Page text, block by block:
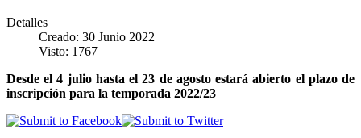
Detalles
Creado: 30 Junio 2022
Visto: 1767
Desde el 4 julio hasta el 23 de agosto estará abierto el plazo de
inscripción para la temporada 2022/23